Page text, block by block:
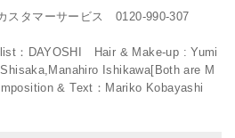
スタマーサービス 0120-990-307
：DAYOSHI Hair & Make-up : Yumi
Ishikawa[Both are M
& Text：Mariko Kobayashi